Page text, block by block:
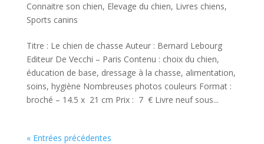
Connaitre son chien, Elevage du chien, Livres chiens,
Sports canins
Titre : Le chien de chasse Auteur : Bernard Lebourg
Editeur De Vecchi – Paris Contenu : choix du chien,
éducation de base, dressage à la chasse, alimentation,
soins, hygiène Nombreuses photos couleurs Format :
broché – 14.5 x 21 cm Prix : 7 € Livre neuf sous...
« Entrées précédentes